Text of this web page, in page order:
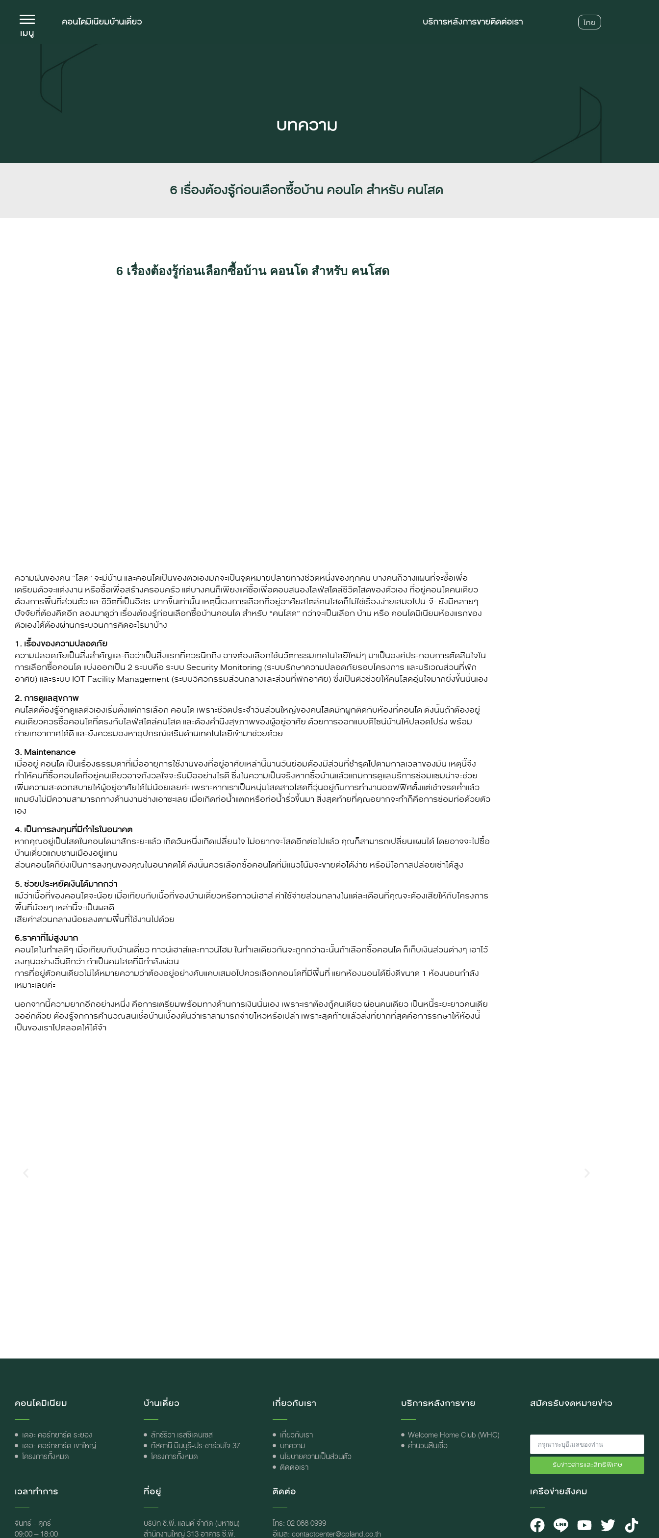
เมนู
คอนโดมิเนียมบ้านเดี่ยว บริการหลังการขายติดต่อเรา ไทย
บทความ
6 เรื่องต้องรู้ก่อนเลือกซื้อบ้าน คอนโด สำหรับ คนโสด
6 เรื่องต้องรู้ก่อนเลือกซื้อบ้าน คอนโด สำหรับ คนโสด
ความฝันของคน “โสด” จะมีบ้าน และคอนโดเป็นของตัวเองมักจะเป็นจุดหมายปลายทางชีวิตหนึ่งของทุกคน บางคนก็วางแผนที่จะซื้อเพื่อ
เตรียมตัวจะแต่งงาน หรือซื้อเพื่อสร้างครอบครัว แต่บางคนก็เพียงแค่ซื้อเพื่อตอบสนองไลฟ์สไตล์ชีวิตโสดของตัวเอง ที่อยู่คอนโดคนเดียว
ต้องการพื้นที่ส่วนตัว และชีวิตที่เป็นอิสระมากขึ้นเท่านั้น เหตุนี้เองการเลือกที่อยู่อาศัยสไตล์คนโสดก็ไม่ใช่เรื่องง่ายเสมอไปนะจ๊ะ ยังมีหลายๆ
ปัจจัยที่ต้องคิดอีก ลองมาดูว่า เรื่องต้องรู้ก่อนเลือกซื้อบ้านคอนโด สำหรับ “คนโสด” กว่าจะเป็นเลือก บ้าน หรือ คอนโดมิเนียมห้องแรกของ
ตัวเองได้ต้องผ่านกระบวนการคิดอะไรมาบ้าง
1. เรื้่องของความปลอดภัย
ความปลอดภัยเป็นสิ่งสำคัญและถือว่าเป็นสิ่งแรกที่ควรนึกถึง อาจต้องเลือกใช้นวัตกรรมเทคโนโลยีใหม่ๆ มาเป็นองค์ประกอบการตัดสินใจใน
การเลือกซื้อคอนโด แบ่งออกเป็น 2 ระบบคือ ระบบ Security Monitoring (ระบบรักษาความปลอดภัยรอบโครงการ และบริเวณส่วนที่พัก
อาศัย) และระบบ IOT Facility Management (ระบบวิศวกรรมส่วนกลางและส่วนที่พักอาศัย) ซึ่งเป็นตัวช่วยให้คนโสดอุ่นใจมากยิ่งขึ้นนั่นเอง
2. การดูแลสุขภาพ
คนโสดต้องรู้จักดูแลตัวเองเริ่มตั้งแต่การเลือก คอนโด เพราะชีวิตประจำวันส่วนใหญ่ของคนโสดมักผูกติดกับห้องที่คอนโด ดังนั้นถ้าต้องอยู่
คนเดียวควรซื้อคอนโดที่ตรงกับไลฟ์สไตล์คนโสด และต้องคำนึงสุขภาพของผู้อยู่อาศัย ด้วยการออกแบบดีไซน์บ้านให้ปลอดโปร่ง พร้อม
ถ่ายเทอากาศได้ดี และยังควรมองหาอุปกรณ์เสริมด้านเทคโนโลยีเข้ามาช่วยด้วย
3. Maintenance
เมื่ออยู่ คอนโด เป็นเรื่องธรรมดาที่เมื่ออายุการใช้งานของที่อยู่อาศัยเหล่านี้นานวันย่อมต้องมีส่วนที่ชำรุดไปตามกาลเวลาของมัน เหตุนี้จึง
ทำให้คนที่ซื้อคอนโดที่อยู่คนเดียวอาจกังวลใจจะรับมืออย่างไรดี ซึ่งในความเป็นจริงหากซื้อบ้านแล้วแถมการดูแลบริการซ่อมแซมน่าจะช่วย
เพิ่มความสะดวกสบายให้ผู้อยู่อาศัยได้ไม่น้อยเลยค่ะ เพราะหากเราเป็นหนุ่มโสดสาวโสดที่วุ่นอยู่กับการทำงานออฟฟิศตั้งแต่เช้าจรดค่ำแล้ว
แถมยังไม่มีความสามารถทางด้านงานช่างเอาซะเลย เมื่อเกิดท่อน้ำแตกหรือท่อน้ำรั่วขึ้นมา สิ่งสุดท้ายที่คุณอยากจะทำก็คือการซ่อมท่อด้วยตัว
เอง
4. เป็นการลงทุนที่มีกำไรในอนาคต
หากคุณอยู่เป็นโสดในคอนโดมาสักระยะแล้ว เกิดวันหนึ่งเกิดเปลี่ยนใจ ไม่อยากจะโสดอีกต่อไปแล้ว คุณก็สามารถเปลี่ยนแผนได้ โดยอาจจะไปซื้อ
บ้านเดี่ยวแถบชานเมืองอยู่แทน
ส่วนคอนโดก็ยังเป็นการลงทุนของคุณในอนาคตได้ ดังนั้นควรเลือกซื้อคอนโดที่มีแนวโน้มจะขายต่อได้ง่าย หรือมีโอกาสปล่อยเช่าได้สูง
5. ช่วยประหยัดเงินได้มากกว่า
แม้ว่าเนื้อที่ของคอนโดจะน้อย เมื่อเทียบกับเนื้อที่ของบ้านเดี่ยวหรือทาวน์เฮาส์ ค่าใช้จ่ายส่วนกลางในแต่ละเดือนที่คุณจะต้องเสียให้กับโครงการ
พื้นที่น้อยๆ เหล่านี้จะเป็นผลดี
เสียค่าส่วนกลางน้อยลงตามพื้นที่ใช้งานไปด้วย
6.ราคาที่ไม่สูงมาก
คอนโดในทำเลดีๆ เมื่อเทียบกับบ้านเดี่ยว ทาวน์เฮาส์และทาวน์โฮม ในทำเลเดียวกันจะถูกกว่าฉะนั้นถ้าเลือกซื้อคอนโด ก็เก็บเงินส่วนต่างๆ เอาไว้
ลงทุนอย่างอื่นดีกว่า ถ้าเป็นคนโสดที่มีกำลังผ่อน
การที่อยู่ตัวคนเดียวไม่ได้หมายความว่าต้องอยู่อย่างคับแคบเสมอไปควรเลือกคอนโดที่มีพื้นที่ แยกห้องนอนได้ยิ่งดีขนาด 1 ห้องนอนกำลัง
เหมาะเลยค่ะ
นอกจากนี้ความยากอีกอย่างหนึ่ง คือการเตรียมพร้อมทางด้านการเงินนั่นเอง เพราะเราต้องกู้คนเดียว ผ่อนคนเดียว เป็นหนี้ระยะยาวคนเดีย
วออีกด้วย ต้องรู้จักการคำนวณสินเชื่อบ้านเบื้องต้นว่าเราสามารถจ่ายไหวหรือเปล่า เพราะสุดท้ายแล้วสิ่งที่ยากที่สุดคือการรักษาให้ห้องนี้
เป็นของเราไปตลอดให้ได้จ้า
คอนโดมิเนียม
เดอะ คอร์ทยาร์ด ระยอง
เดอะ คอร์ทยาร์ด เขาใหญ่
โครงการทั้งหมด
บ้านเดี่ยว
ลักซ์ริวา เรสซิเดนเซส
ทัสคานี มีนบุรี-ประชาร่วมใจ 37
โครงการทั้งหมด
เกี่ยวกับเรา
เกี่ยวกับเรา
บทความ
นโยบายความเป็นส่วนตัว
ติดต่อเรา
บริการหลังการขาย
Welcome Home Club (WHC)
คำนวนสินเชื่อ
สมัครรับจดหมายข่าว
รับข่าวสารและสิทธิพิเศษ
เวลาทำการ
จันทร์ - ศุกร์
09:00 – 18:00
ที่อยู่
บริษัท ซี.พี. แลนด์ จำกัด (มหาชน)
สำนักงานใหญ่ 313 อาคาร ซี.พี.
ติดต่อ
โทร: 02 088 0999
อีเมล: contactcenter@cpland.co.th
เครือข่ายสังคม